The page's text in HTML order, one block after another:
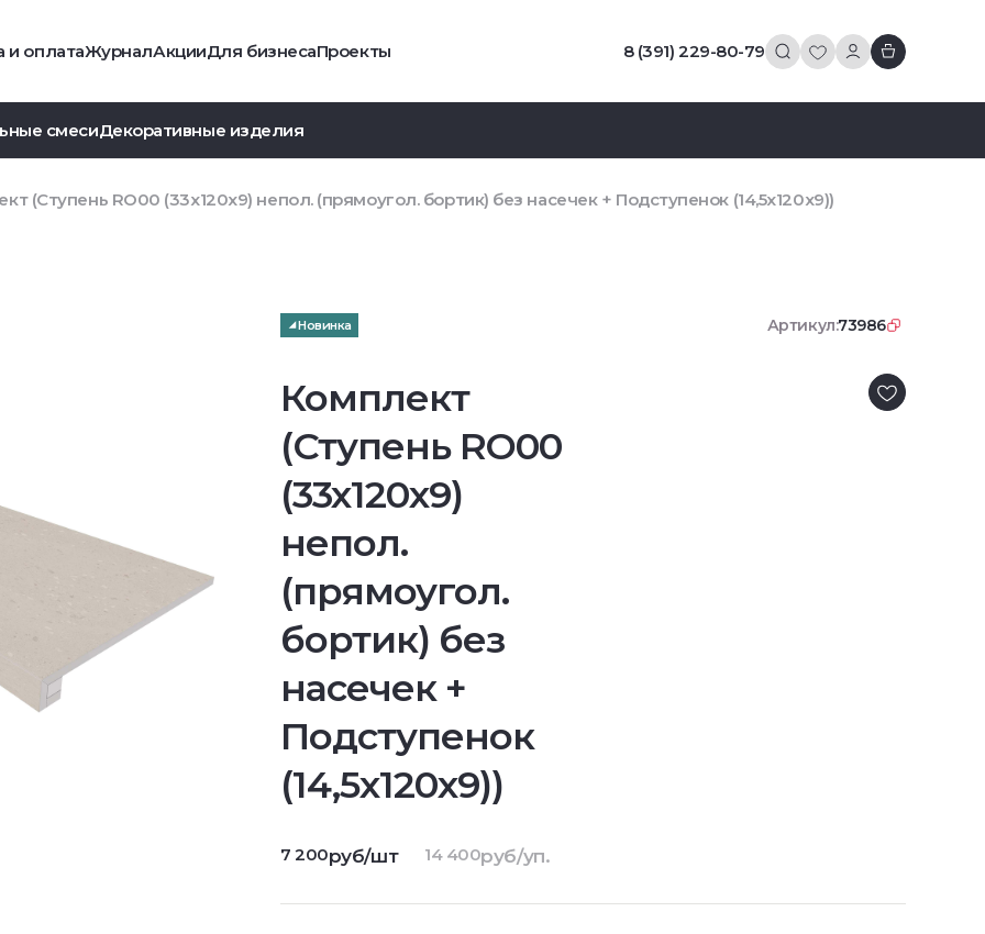
и оплатаЖурналАкцииДля бизнесаПроекты 8 (391) 229-80-79
смесиДекоративные изделия
(Ступень RO00 (33x120x9) непол. (прямоугол. бортик) без насечек + Подступенок (14,5x120x9))
Новинка Артикул:73986
Комплект
(Ступень RO00
(33x120x9)
непол.
(прямоугол.
бортик) без
насечек +
Подступенок
(14,5x120x9))
7 200руб/шт 14 400руб/уп.